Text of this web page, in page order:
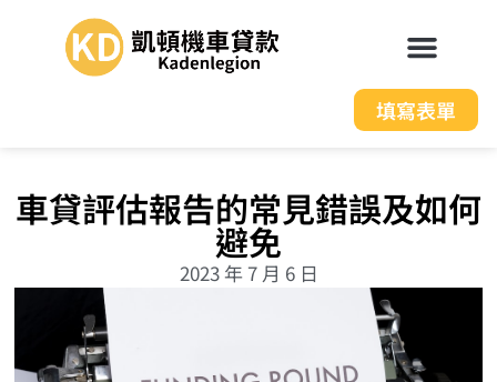
填寫表單
車貸評估報告的常見錯誤及如何
避免
2023 年 7 月 6 日